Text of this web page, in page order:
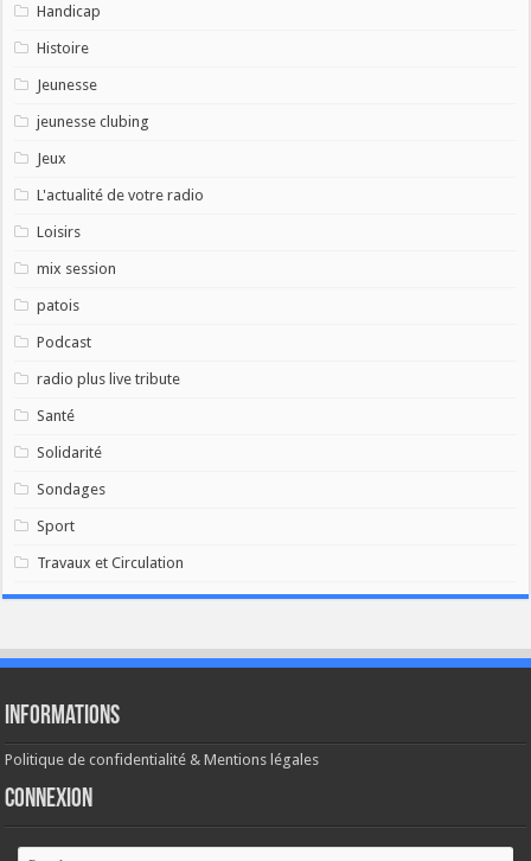
Handicap
Histoire
Jeunesse
jeunesse clubing
Jeux
L'actualité de votre radio
Loisirs
mix session
patois
Podcast
radio plus live tribute
Santé
Solidarité
Sondages
Sport
Travaux et Circulation
Informations
Politique de confidentialité & Mentions légales
Connexion